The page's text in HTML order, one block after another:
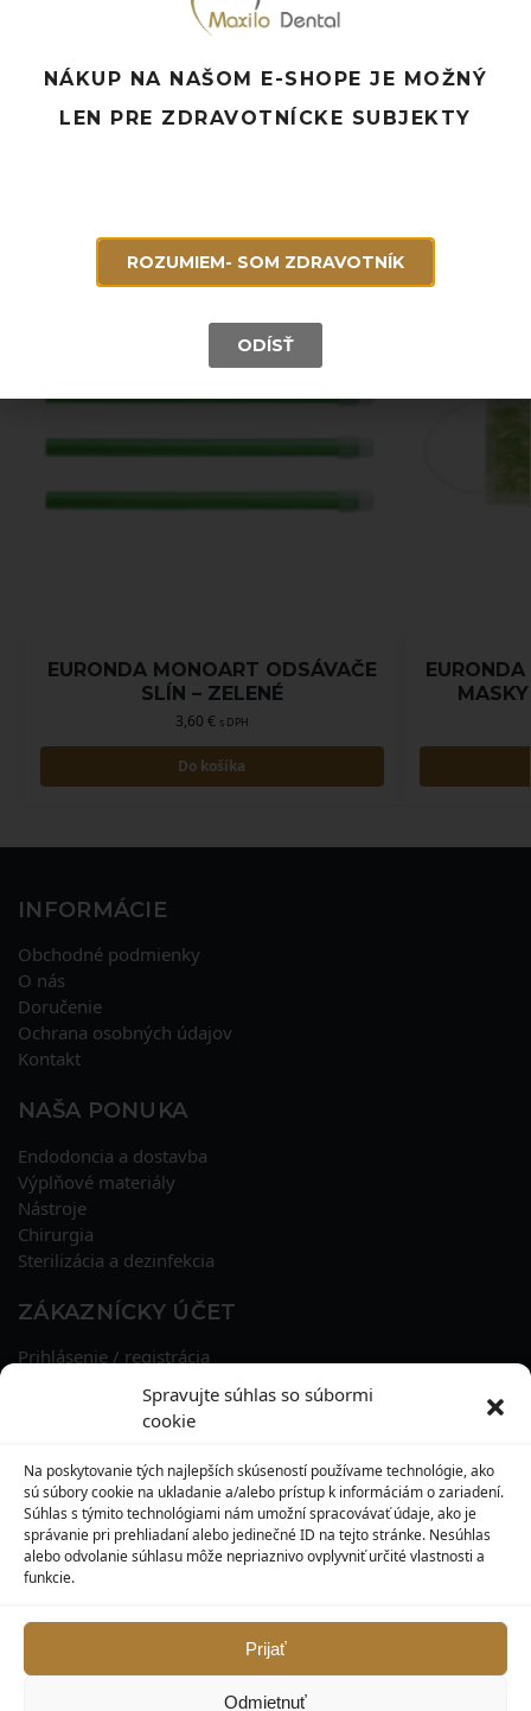
Spravujte súhlas so súbormi
cookie
Na poskytovanie tých najlepších skúseností používame technológie, ako
sú súbory cookie na ukladanie a/alebo prístup k informáciám o zariadení.
Súhlas s týmito technológiami nám umožní spracovávať údaje, ako je
správanie pri prehliadaní alebo jedinečné ID na tejto stránke. Nesúhlas
alebo odvolanie súhlasu môže nepriaznivo ovplyvniť určité vlastnosti a
funkcie.
Prijať
Odmietnuť
Doprava ZADARMO pri objednávke nad 120 EUR
Potrebujete poradiť? Neváhajte nás kontaktovať.
EURONDA MONOART ODSÁVAČE
SLÍN – ZELENÉ
3,60 € s DPH
Do košíka
INFORMÁCIE
Obchodné podmienky
O nás
Doručenie
Ochrana osobných údajov
Kontakt
NAŠA PONUKA
Endodoncia a dostavba
Výplňové materiály
Nástroje
Chirurgia
Sterilizácia a dezinfekcia
ZÁKAZNÍCKY ÚČET
Prihlásenie / registrácia
História objednávok
Zľavové kupóny
KONTAKT
MAXILO DENTAL, s. r. o.
917 05 Trnava
NÁKUP NA NAŠOM E-SHOPE JE MOŽNÝ
LEN PRE ZDRAVOTNÍCKE SUBJEKTY
ROZUMIEM- SOM ZDRAVOTNÍK
ODÍSŤ